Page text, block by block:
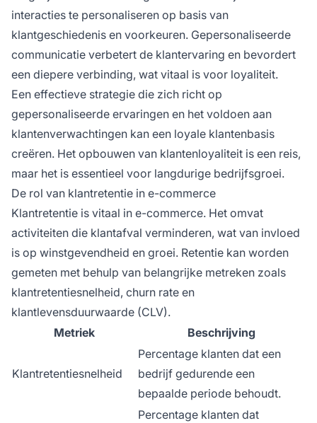
interacties te personaliseren op basis van
klantgeschiedenis en voorkeuren. Gepersonaliseerde
communicatie verbetert de klantervaring en bevordert
een diepere verbinding, wat vitaal is voor loyaliteit.
Een effectieve strategie die zich richt op
gepersonaliseerde ervaringen en het voldoen aan
klantenverwachtingen kan een loyale klantenbasis
creëren. Het opbouwen van klantenloyaliteit is een reis,
maar het is essentieel voor langdurige bedrijfsgroei.
De rol van klantretentie in e-commerce
Klantretentie is vitaal in e-commerce. Het omvat
activiteiten die klantafval verminderen, wat van invloed
is op winstgevendheid en groei. Retentie kan worden
gemeten met behulp van belangrijke metreken zoals
klantretentiesnelheid, churn rate en
klantlevensduurwaarde (CLV).
Metriek
Beschrijving
Klantretentiesnelheid
Percentage klanten dat een
bedrijf gedurende een
bepaalde periode behoudt.
Percentage klanten dat